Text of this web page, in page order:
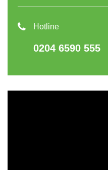
Hotline
0204 6590 555